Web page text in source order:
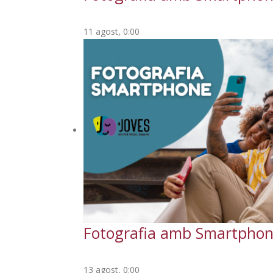
11 agost, 0:00
Fotografia amb
13 agost, 0:00